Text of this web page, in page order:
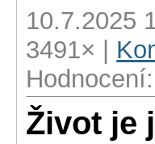
10.7.2025
3491× |
Život je